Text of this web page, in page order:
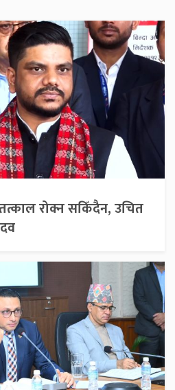
रोक्न सकिँदैन, उचित